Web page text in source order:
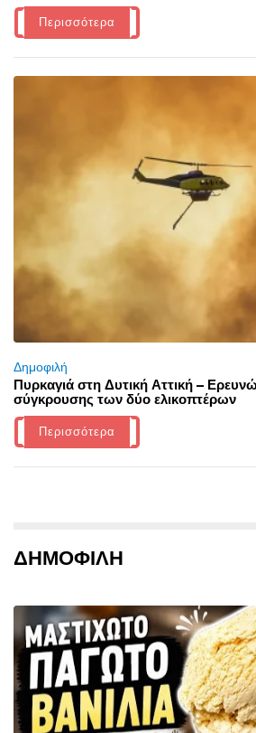
Περισσότερα
Δημοφιλή
Πυρκαγιά στη Δυτική Αττική –
σύγκρουσης των δύο ελικοπτέρων
Περισσότερα
ΔΗΜΟΦΙΛΗ